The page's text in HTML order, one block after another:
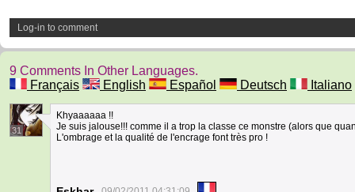
Log-in to comment
9 Comments In Other Languages.
Français
English Español Deutsch Italiano
31
Khyaaaaaa !!
Je suis jalouse!!! comme il a trop la classe ce monstre (alors que
L'ombrage et la qualité de l'encrage font très pro !